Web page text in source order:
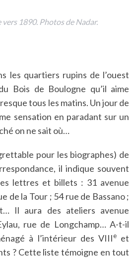
vers 1890. Photos de Nadar.
les quartiers rupins de l’ouest
Bois de Boulogne qu’il aime
tous les matins. Un jour de
sensation en paradant sur un
on ne sait où…
pour les biographes) de
il indique souvent
lettres et billets : 31 avenue
de la Tour ; 54 rue de Bassano ;
Il aura des ateliers avenue
rue de Longchamp… A-t-il
à l’intérieur des VIIIeet
? Cette liste témoigne en tout